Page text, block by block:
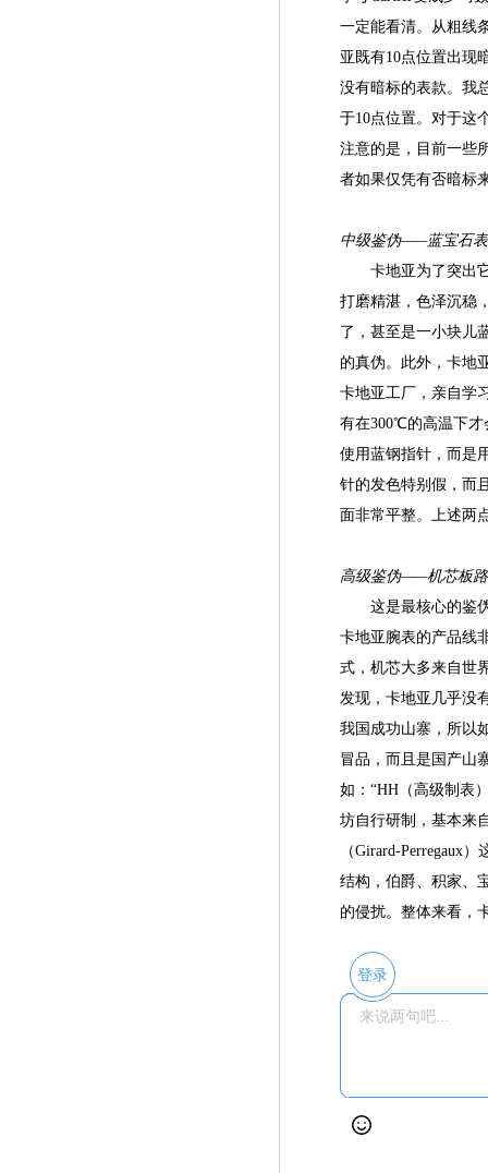
一定能看清。从粗线
亚既有10点位置出现
没有暗标的表款。我
于10点位置。对于这
注意的是，目前一些
者如果仅凭有否暗标
中级鉴伪——蓝宝石
卡地亚为了突出它
打磨精湛，色泽沉稳
了，甚至是一小块儿
的真伪。此外，卡地
卡地亚工厂，亲自学
有在300℃的高温下才
使用蓝钢指针，而是
针的发色特别假，而
面非常平整。上述两
高级鉴伪——机芯板
这是最核心的鉴伪
卡地亚腕表的产品线
式，机芯大多来自世
发现，卡地亚几乎没
我国成功山寨，所以
冒品，而且是国产山
如：“HH（高级制表
坊自行研制，基本来
（Girard-Perregaux
结构，伯爵、积家、
的侵扰。整体来看，
登录